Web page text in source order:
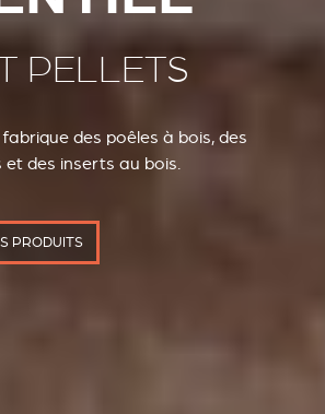
PELLETS
des poêles à bois, des
et des inserts au bois.
PRODUITS